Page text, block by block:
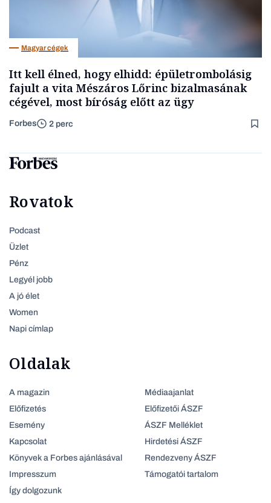
Magyar cégek
Itt kell élned, hogy elhidd: épületrombolásig
fajult a vita Mészáros Lőrinc bizalmasának
cégével, most bíróság előtt az ügy
Forbes 2 perc
Rovatok
Podcast
Üzlet
Pénz
Legyél jobb
A jó élet
Women
Napi címlap
Oldalak
A magazin
Előfizetés
Esemény
Kapcsolat
Könyvek a Forbes ajánlásával
Impresszum
Így dolgozunk
Médiaajanlat
Előfizetői ÁSZF
ÁSZF Melléklet
Hirdetési ÁSZF
Rendezveny ÁSZF
Támogatói tartalom